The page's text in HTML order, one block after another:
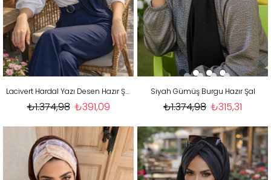
Lacivert Hardal Yazı Desen Hazır Şal
₺391,09
₺1.374,98
Siyah Gümüş Burgu Hazır Şal
₺315,31
₺1.374,98